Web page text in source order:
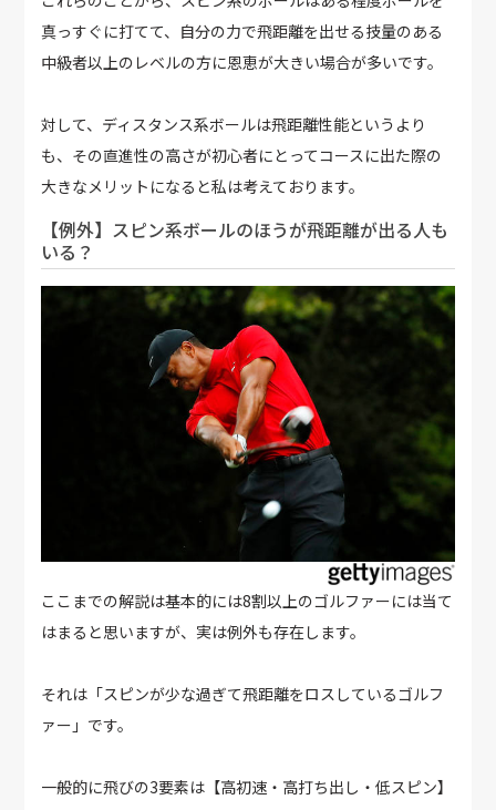
真っすぐに打てて、自分の力で飛距離を出せる技量のある
中級者以上のレベルの方に恩恵が大きい場合が多いです。
対して、ディスタンス系ボールは飛距離性能というより
も、その直進性の高さが初心者にとってコースに出た際の
大きなメリットになると私は考えております。
【例外】スピン系ボールのほうが飛距離が出る人も
いる？
ここまでの解説は基本的には8割以上のゴルファーには当て
はまると思いますが、実は例外も存在します。
それは「スピンが少な過ぎて飛距離をロスしているゴルフ
ァー」です。
一般的に飛びの3要素は【高初速・高打ち出し・低スピン】